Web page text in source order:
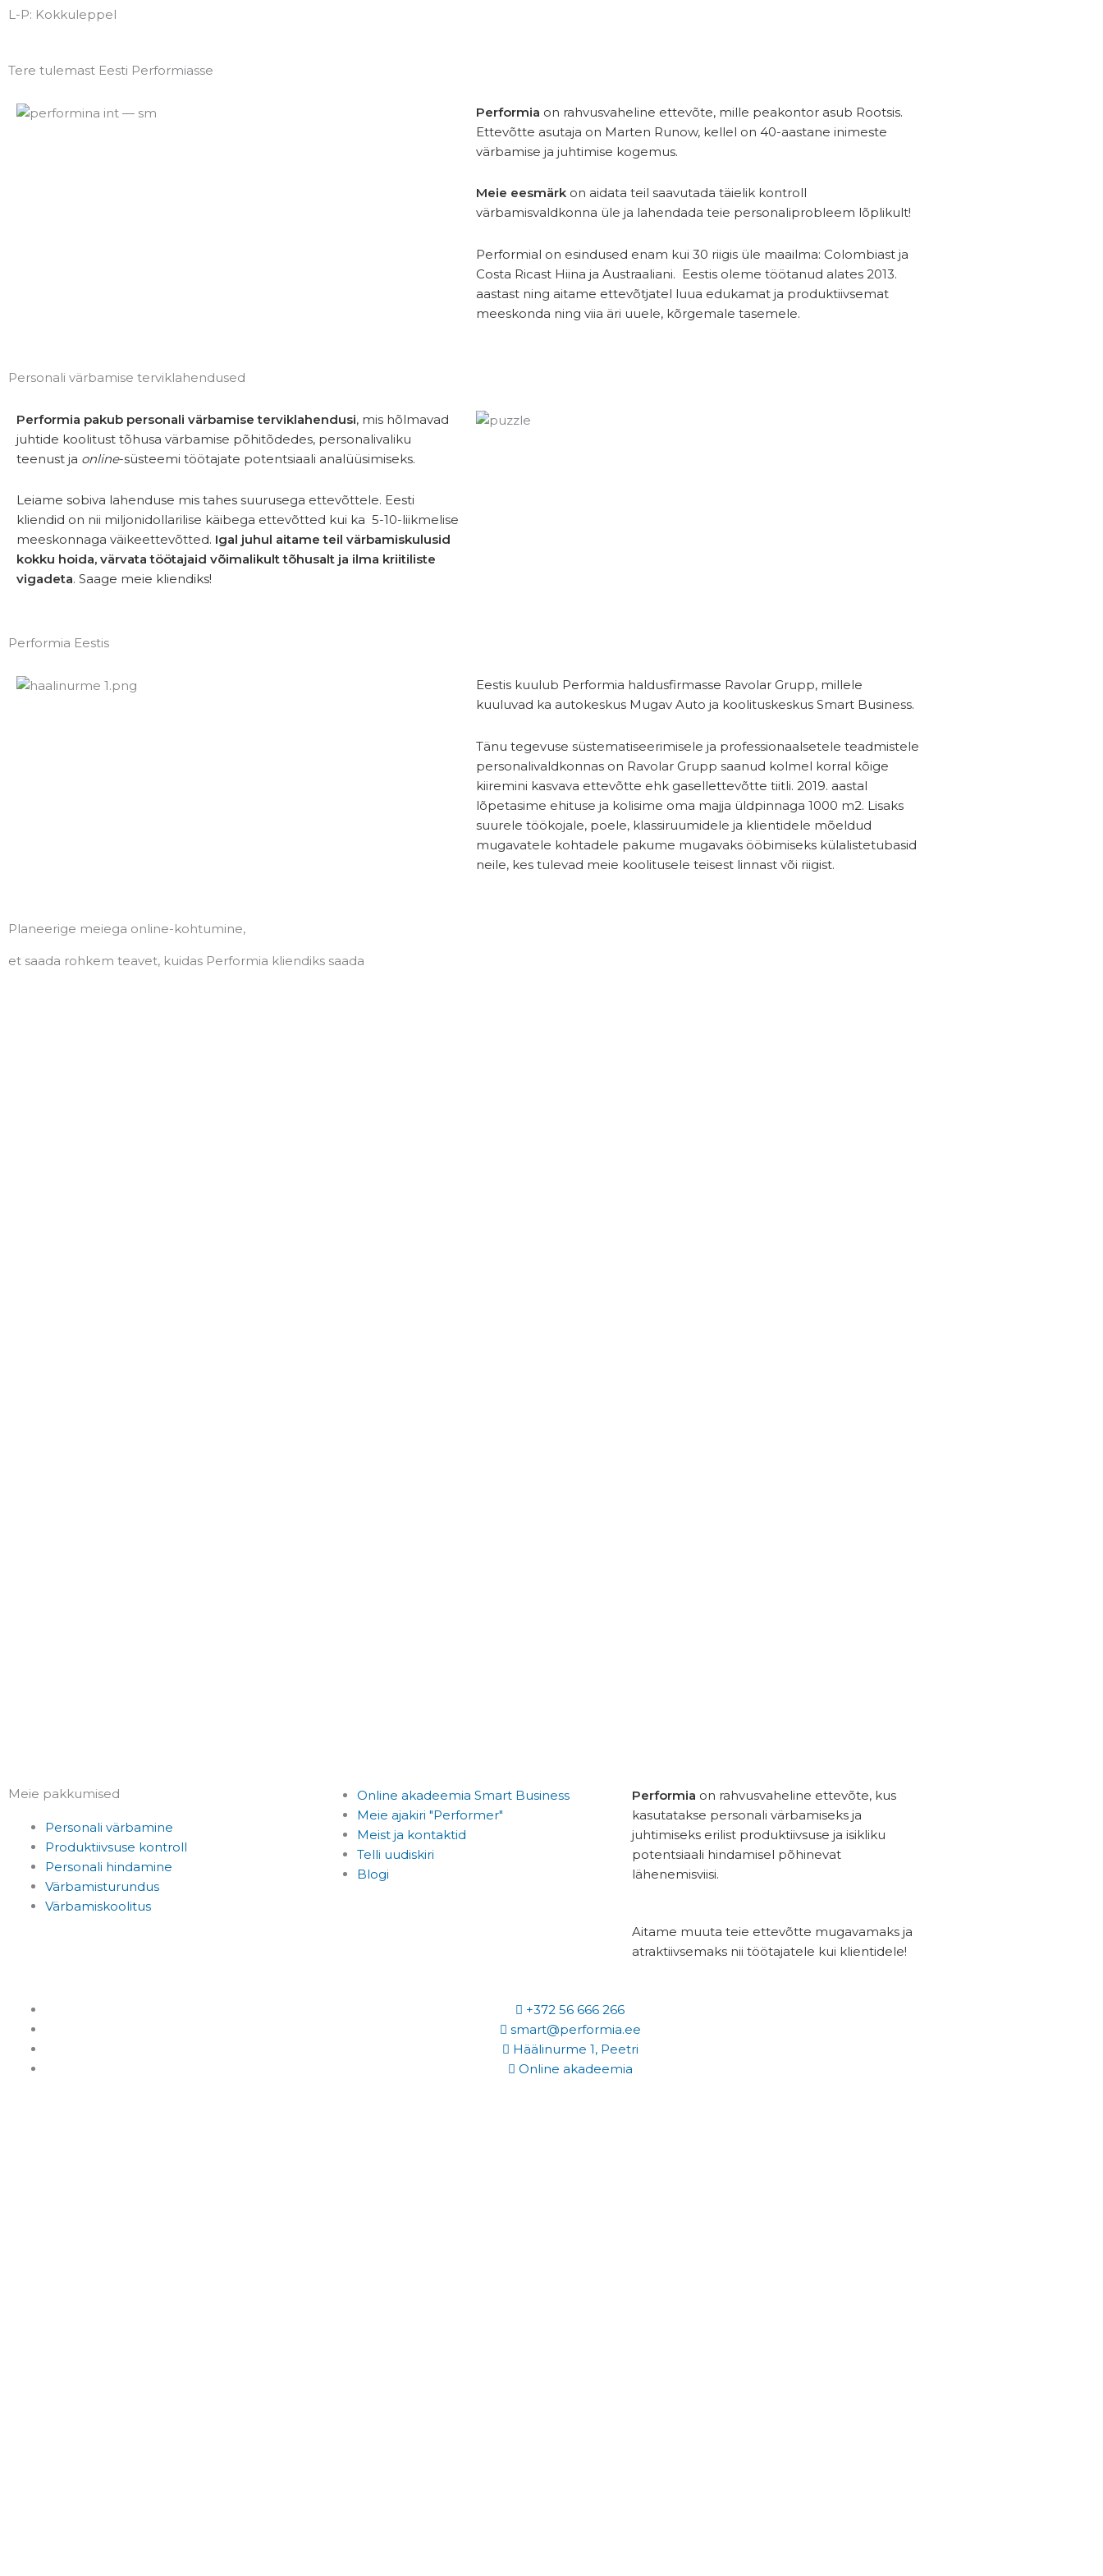
L-P: Kokkuleppel
Tere tulemast Eesti Performiasse
Performia on rahvusvaheline ettevõte, mille peakontor asub Rootsis.
Ettevõtte asutaja on Marten Runow, kellel on 40-aastane inimeste
värbamise ja juhtimise kogemus.
Meie eesmärk on aidata teil saavutada täielik kontroll
värbamisvaldkonna üle ja lahendada teie personaliprobleem lõplikult!
Performial on esindused enam kui 30 riigis üle maailma: Colombiast ja
Costa Ricast Hiina ja Austraaliani. Eestis oleme töötanud alates 2013.
aastast ning aitame ettevõtjatel luua edukamat ja produktiivsemat
meeskonda ning viia äri uuele, kõrgemale tasemele.
Personali värbamise terviklahendused
Performia pakub personali värbamise terviklahendusi, mis hõlmavad
juhtide koolitust tõhusa värbamise põhitõdedes, personalivaliku
teenust ja online-süsteemi töötajate potentsiaali analüüsimiseks.
Leiame sobiva lahenduse mis tahes suurusega ettevõttele. Eesti
kliendid on nii miljonidollarilise käibega ettevõtted kui ka 5-10-liikmelise
meeskonnaga väikeettevõtted. Igal juhul aitame teil värbamiskulusid
kokku hoida, värvata töötajaid võimalikult tõhusalt ja ilma kriitiliste
vigadeta. Saage meie kliendiks!
Performia Eestis
Eestis kuulub Performia haldusfirmasse Ravolar Grupp, millele
kuuluvad ka autokeskus Mugav Auto ja koolituskeskus Smart Business.
Tänu tegevuse süstematiseerimisele ja professionaalsetele teadmistele
personalivaldkonnas on Ravolar Grupp saanud kolmel korral kõige
kiiremini kasvava ettevõtte ehk gasellettevõtte tiitli. 2019. aastal
lõpetasime ehituse ja kolisime oma majja üldpinnaga 1000 m2. Lisaks
suurele töökojale, poele, klassiruumidele ja klientidele mõeldud
mugavatele kohtadele pakume mugavaks ööbimiseks külalistetubasid
neile, kes tulevad meie koolitusele teisest linnast või riigist.
Planeerige meiega online-kohtumine,
et saada rohkem teavet, kuidas Performia kliendiks saada
Meie pakkumised
Personali värbamine
Produktiivsuse kontroll
Personali hindamine
Värbamisturundus
Värbamiskoolitus
Online akadeemia Smart Business
Meie ajakiri "Performer"
Meist ja kontaktid
Telli uudiskiri
Blogi
Performia on rahvusvaheline ettevõte, kus
kasutatakse personali värbamiseks ja
juhtimiseks erilist produktiivsuse ja isikliku
potentsiaali hindamisel põhinevat
lähenemisviisi.
Aitame muuta teie ettevõtte mugavamaks ja
atraktiivsemaks nii töötajatele kui klientidele!
+372 56 666 266
smart@performia.ee
Häälinurme 1, Peetri
Online akadeemia